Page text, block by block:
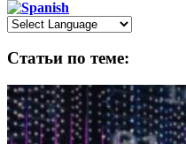
Статьи по теме: